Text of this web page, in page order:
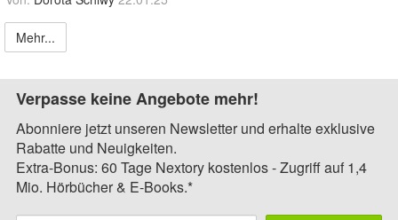
Mehr...
Verpasse keine Angebote mehr!
Abonniere jetzt unseren Newsletter und erhalte exklusive
Rabatte und Neuigkeiten.
Extra-Bonus: 60 Tage Nextory kostenlos - Zugriff auf 1,4
Mio. Hörbücher & E-Books.*